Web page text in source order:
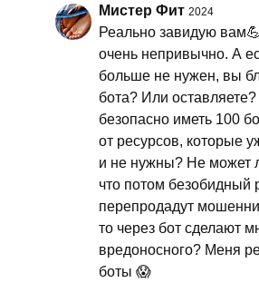
Мистер Фит 2024
Реально завидую
очень непривычно. А
больше не нужен, вы
бота? Или
безопасно иметь 100
от ресурсов, которые
и не нужны? Не может
что потом безобидный
перепродадут
то через бот сделают
вредоносного? Меня
боты 😱